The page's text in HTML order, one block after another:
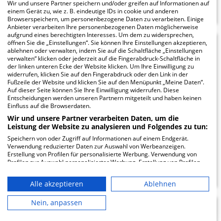
Dietrich-Bonhoeffer-
Klinikum Standort
Neustrelitz
Radelandweg 15/16
17235 Neustrelitz
ZUM PROFIL
Krankenhaus
Wir und unsere Partner speichern und/oder greifen auf Informationen auf
einem Gerät zu, wie z. B. eindeutige IDs in cookie und anderen
Browserspeichern, um personenbezogene Daten zu verarbeiten. Einige
Anbieter verarbeiten Ihre personenbezogenen Daten möglicherweise
aufgrund eines berechtigten Interesses. Um dem zu widersprechen,
öffnen Sie die „Einstellungen“. Sie können Ihre Einstellungen akzeptieren,
ablehnen oder verwalten, indem Sie auf die Schaltfläche „Einstellungen
verwalten“ klicken oder jederzeit auf die Fingerabdruck-Schaltfläche in
der linken unteren Ecke der Website klicken. Um Ihre Einwilligung zu
widerrufen, klicken Sie auf den Fingerabdruck oder den Link in der
Fußzeile der Website und klicken Sie auf den Menüpunkt „Meine Daten“.
Auf dieser Seite können Sie Ihre Einwilligung widerrufen. Diese
Entscheidungen werden unseren Partnern mitgeteilt und haben keinen
Einfluss auf die Browserdaten.
Wir und unsere Partner verarbeiten Daten, um die
Leistung der Website zu analysieren und Folgendes zu tun:
Speichern von oder Zugriff auf Informationen auf einem Endgerät.
Verwendung reduzierter Daten zur Auswahl von Werbeanzeigen.
Erstellung von Profilen für personalisierte Werbung. Verwendung von
Profilen zur Auswahl personalisierter Werbung. Erstellung von Profilen
personalisierter Inhalte. Messung der Werbeleistung. Messung der
Performance von Inhalten. Analyse von Zielgruppen durch Statistiken
oder Kombinationen von Daten aus verschiedenen Quellen. Entwicklung
und Verbesserung der Angebote. Verwendung reduzierter Daten zur
Auswahl von Inhalten.
Alle akzeptieren
Ablehnen
Nein, anpassen